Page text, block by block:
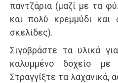
παντζάρια (μαζί με τα
και πολύ κρεμμύδι και
σκελίδες).
Σιγοβράστε τα υλικά
καλυμμένο δοχείο με
Στραγγίξτε τα